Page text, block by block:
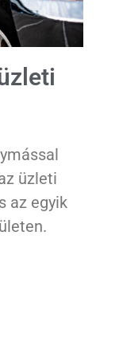
üzleti
az egyik